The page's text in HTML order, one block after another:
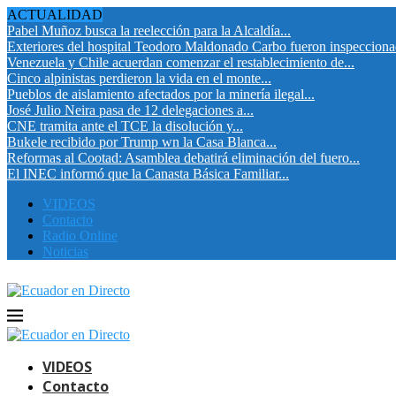
ACTUALIDAD
Pabel Muñoz busca la reelección para la Alcaldía...
Exteriores del hospital Teodoro Maldonado Carbo fueron
Venezuela y Chile acuerdan comenzar el restablecimiento de...
Cinco alpinistas perdieron la vida en el monte...
Pueblos de aislamiento afectados por la minería ilegal...
José Julio Neira pasa de 12 delegaciones a...
CNE tramita ante el TCE la disolución y...
Bukele recibido por Trump wn la Casa Blanca...
Reformas al Cootad: Asamblea debatirá eliminación del fuero...
El INEC informó que la Canasta Básica Familiar...
VIDEOS
Contacto
Radio Online
Noticias
VIDEOS
Contacto